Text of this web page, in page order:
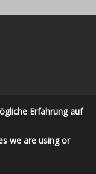
3461
Erfahrung auf
we are using or